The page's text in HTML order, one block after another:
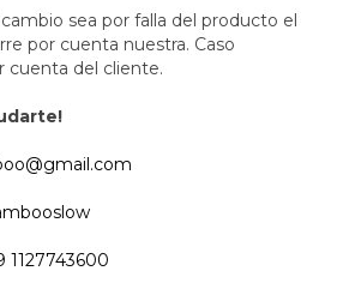
sea por falla del producto el
por cuenta nuestra. Caso
cuenta del cliente.
1127743600